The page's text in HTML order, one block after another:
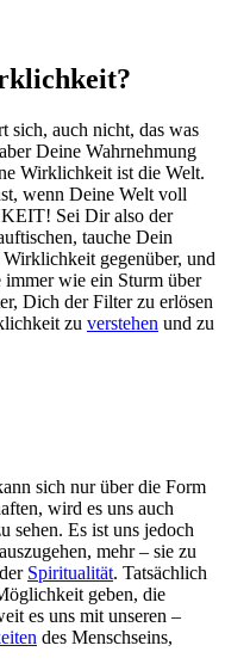
sich, auch nicht, das was
Deine Wahrnehmung
Wirklichkeit ist die Welt.
wenn Deine Welt voll
Sei Dir also der
tauche Dein
gegenüber, und
wie ein Sturm über
Dich der Filter zu erlösen
zu verstehen und zu
sich nur über die Form
wird es uns auch
sehen. Es ist uns jedoch
mehr – sie zu
Spiritualität. Tatsächlich
geben, die
es uns mit unseren –
des Menschseins,